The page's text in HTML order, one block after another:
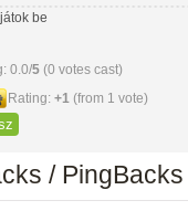
be
0.0/5 (0 votes cast)
Rating: +1 (from 1 vote)
/ PingBacks